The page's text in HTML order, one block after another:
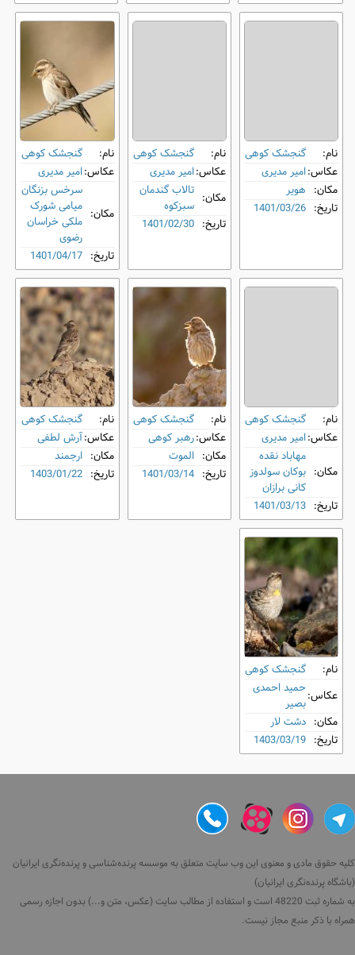
نام:
گنجشک کوهی
عکاس:امیر مدیری
مکان: هویر
تاریخ: 1401/03/26
نام:
گنجشک کوهی
عکاس:امیر مدیری
مکان: تالاب گندمان
سبزکوه
تاریخ: 1401/02/30
نام:
گنجشک کوهی
عکاس:امیر مدیری
مکان:
سرخس بزنگان
میامی شورک
ملکی خراسان
رضوی
تاریخ: 1401/04/17
نام:
گنجشک کوهی
عکاس:امیر مدیری
مکان:
مهاباد نقده
بوکان سولدوز
کانی برازان
تاریخ: 1401/03/13
نام:
گنجشک کوهی
عکاس:رهبر کوهی
مکان: الموت
تاریخ: 1401/03/14
نام:
گنجشک کوهی
عکاس:آرش لطفی
مکان: ارجمند
تاریخ: 1403/01/22
نام:
گنجشک کوهی
عکاس:حمید احمدى
بصیر
مکان: دشت لار
تاریخ: 1403/03/19
کلیه حقوق مادی و معنوی این وب سایت متعلق به موسسه پرنده‌شناسی و پرنده‌نگری ایرانیان
(باشگاه پرنده‌نگری ایرانیان)
به شماره ثبت 48220 است و استفاده از مطالب سایت (عکس، متن و...) بدون اجازه رسمی
همراه با ذکر منبع مجاز نیست.